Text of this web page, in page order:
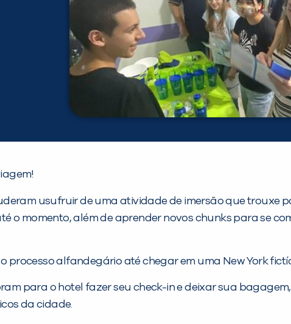
usufruir de uma atividade de imersão que trouxe
o momento, além de aprender novos chunks para se
processo alfandegário até chegar em uma New York
para o hotel fazer seu check-in e deixar sua
da cidade.